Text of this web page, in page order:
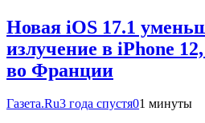
Новая iOS 17.1
излучение в iPhone
во Франции
Газета.Ru3 года спустя01 минуты